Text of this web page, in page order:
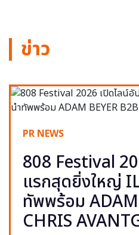
ข่าว
PR NEWS
808 Festival
แรกสุดยิ่งใหญ่
ทัพพร้อม ADAM
CHRIS